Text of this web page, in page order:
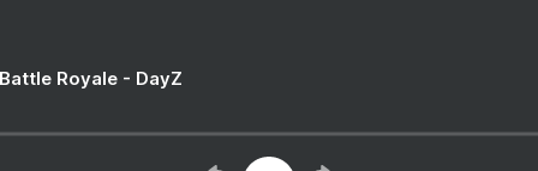
Royale - DayZ